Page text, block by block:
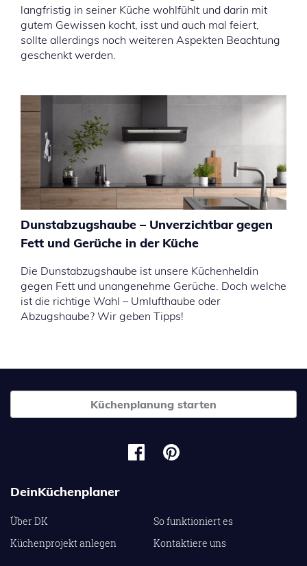
langfristig in seiner Küche wohlfühlt und darin mit
gutem Gewissen kocht, isst und auch mal feiert,
sollte allerdings noch weiteren Aspekten Beachtung
geschenkt werden.
Dunstabzugshaube – Unverzichtbar gegen
Fett und Gerüche in der Küche
Die Dunstabzugshaube ist unsere Küchenheldin
gegen Fett und unangenehme Gerüche. Doch welche
ist die richtige Wahl – Umlufthaube oder
Abzugshaube? Wir geben Tipps!
Küchenplanung starten
DeinKüchenplaner
Über DK
So funktioniert es
Küchenprojekt anlegen
Kontaktiere uns